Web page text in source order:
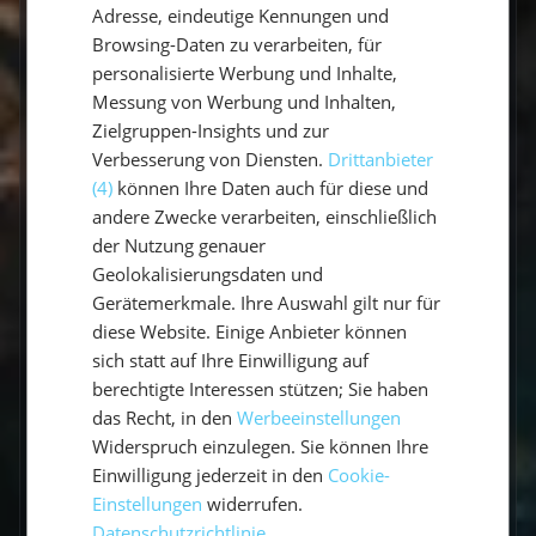
An Bord
45 Questions
Buchung
24 Questions
Vorbereitung
11 Questions
Gibt es Flottillen?
Wie viele Seemeilen segelt man in
einer Woche?
Adresse, eindeutige Kennungen und
Browsing-Daten zu verarbeiten, für
personalisierte Werbung und Inhalte,
Messung von Werbung und Inhalten,
Zielgruppen-Insights und zur
Verbesserung von Diensten. Drittanbieter
(4) können Ihre Daten auch für diese und
andere Zwecke verarbeiten, einschließlich
der Nutzung genauer
Geolokalisierungsdaten und
Gerätemerkmale. Ihre Auswahl gilt nur für
diese Website. Einige Anbieter können
sich statt auf Ihre Einwilligung auf
berechtigte Interessen stützen; Sie haben
das Recht, in denWerbeeinstellungen
Widerspruch einzulegen. Sie können Ihre
Einwilligung jederzeit in den Cookie-
Einstellungen widerrufen.